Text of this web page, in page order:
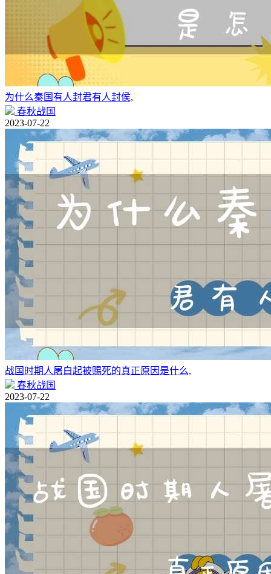
为什么秦国有人封君有人封侯,
春秋战国
2023-07-22
战国时期人屠白起被赐死的真正原因是什么,
春秋战国
2023-07-22